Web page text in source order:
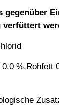
verfüttert